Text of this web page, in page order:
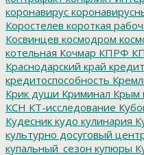
коронавирус
Коростелев короткая
Косвинцев космодром
котельная Кочмар КПРФ
Краснодарский край кредит
кредитоспособность
Крик души Криминал Крым
КСН КТ-исследование
Кудесник кудо кулинария
культурно досуговый
купальный_сезон купюры